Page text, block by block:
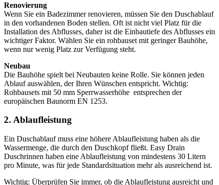
Renovierung
Wenn Sie ein Badezimmer renovieren, müssen Sie den Duschablauf
in den vorhandenen Boden stellen. Oft ist nicht viel Platz für die
Installation des Abflusses, daher ist die Einbautiefe des Abflusses ein
wichtiger Faktor. Wählen Sie ein rohbauset mit geringer Bauhöhe,
wenn nur wenig Platz zur Verfügung steht.
Neubau
Die Bauhöhe spielt bei Neubauten keine Rolle. Sie können jeden
Ablauf auswählen, der Ihren Wünschen entspricht. Wichtig:
Rohbausets mit 50 mm Sperrwasserhöhe entsprechen der
europäischen Baunorm EN 1253.
2. Ablaufleistung
Ein Duschablauf muss eine höhere Ablaufleistung haben als die
Wassermenge, die durch den Duschkopf fließt. Easy Drain
Duschrinnen haben eine Ablaufleistung von mindestens 30 Litern
pro Minute, was für jede Standardsituation mehr als ausreichend ist.
Wichtig: Überprüfen Sie immer, ob die Ablaufleistung ausreicht und